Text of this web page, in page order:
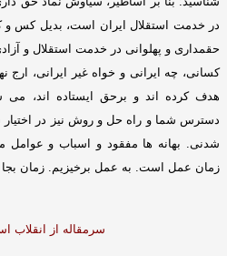
در خدمت استقلال ایران است، بدیل کس و
حقمداری و پهلوانی در خدمت استقلال و
کسانی، چه ایرانی و خواه غیر ایرانی، ارج
هدف کرده اند و برحق ایستاده اند، می
دسترس شما و راه حل و روش نیز در اختیار
شدنی
بهانه ها مفقود و اسباب و عوامل
زمان عمل است به عمل برخیزیم زمان
سرمقاله از انقلاب اسلامی ۸۲۴ از ۶ تا ۲۰